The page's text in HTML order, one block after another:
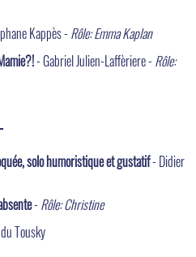
Kappès - Rôle: Emma Kaplan
- Gabriel Julien-Laffèriere - Rôle:
solo humoristique et gustatif- Didier
- Rôle: Christine
Tousky